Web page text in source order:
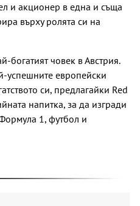
и акционер в една и съща
върху ролята си на
човек в Австрия.
успешните европейски
си, предлагайки Red
напитка, за да изгради
1, футбол и